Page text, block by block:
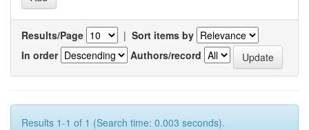
Results/Page | Sort items by
In order
Authors/record
Results 1-1 of 1 (Search time: 0.003 seconds).